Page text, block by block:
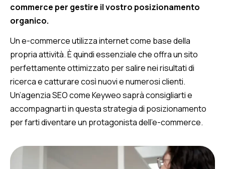
commerce per gestire il vostro posizionamento
organico.
Un e-commerce utilizza internet come base della
propria attività. È quindi essenziale che offra un sito
perfettamente ottimizzato per salire nei risultati di
ricerca e catturare così nuovi e numerosi clienti.
Un’agenzia SEO come Keyweo saprà consigliarti e
accompagnarti in questa strategia di posizionamento
per farti diventare un protagonista dell’e-commerce.